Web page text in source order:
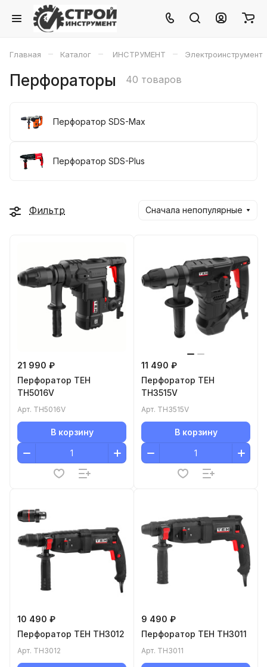
Главная – Каталог – ИНСТРУМЕНТ – Электроинструмент
Перфораторы 40 товаров
Перфоратор SDS-Max
Перфоратор SDS-Plus
Фильтр Сначала непопулярные
21 990 ₽
Перфоратор TEH
TH5016V
Арт. TH5016V
В корзину
11 490 ₽
Перфоратор TEH
TH3515V
Арт. TH3515V
В корзину
10 490 ₽
Перфоратор TEH TH3012
Арт. TH3012
9 490 ₽
Перфоратор TEH TH3011
Арт. TH3011